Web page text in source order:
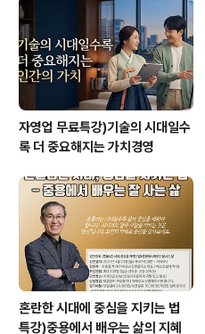
자영업 무료특강)기술의 시대일수
록 더 중요해지는 가치경영
혼란한 시대에 중심을 지키는 법
특강)중용에서 배우는 삶의 지혜